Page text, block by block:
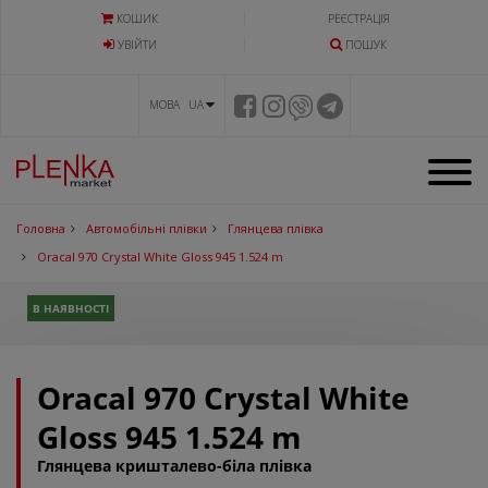
КОШИК
РЕЄСТРАЦІЯ
УВIЙТИ
ПОШУК
МОВА UA
Головна Автомобільні плівки
Глянцева плівка
Oracal 970 Crystal White Gloss 945 1.524 m
В НАЯВНОСТІ
Oracal 970 Crystal White
Gloss 945 1.524 m
Глянцева кришталево-біла плівка